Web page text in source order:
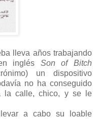
lleva años trabajando
inglés Son of Bitch
un dispositivo
no ha conseguido
la calle, chico, y se le
a cabo su loable